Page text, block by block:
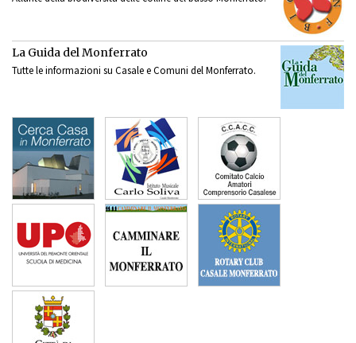
La Guida del Monferrato
Tutte le informazioni su Casale e Comuni del Monferrato.